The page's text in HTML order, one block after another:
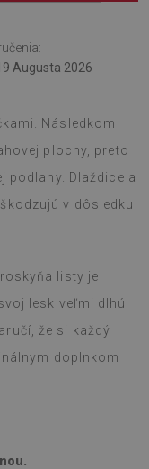
Augusta 2026
Následkom
plochy, preto
podlahy. Dlaždice a
v dôsledku
listy je
lesk veľmi dlhú
že si každý
doplnkom